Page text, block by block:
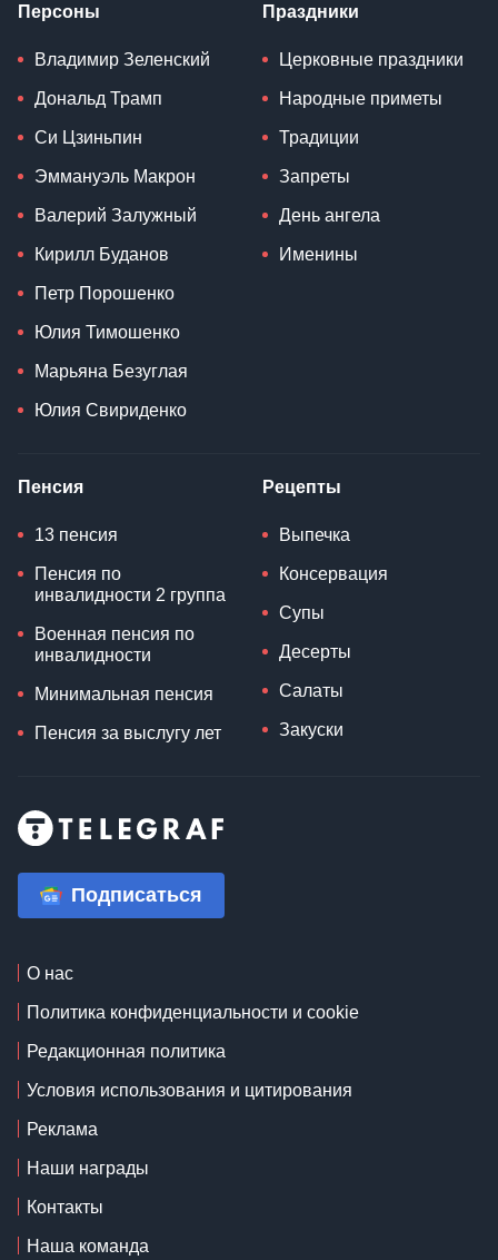
Персоны
Владимир Зеленский
Дональд Трамп
Си Цзиньпин
Эммануэль Макрон
Валерий Залужный
Кирилл Буданов
Петр Порошенко
Юлия Тимошенко
Марьяна Безуглая
Юлия Свириденко
Праздники
Церковные праздники
Народные приметы
Традиции
Запреты
День ангела
Именины
Пенсия
13 пенсия
Пенсия по
инвалидности 2 группа
Военная пенсия по
инвалидности
Минимальная пенсия
Пенсия за выслугу лет
Рецепты
Выпечка
Консервация
Супы
Десерты
Салаты
Закуски
Подписаться
О нас
Политика конфиденциальности и cookie
Редакционная политика
Условия использования и цитирования
Реклама
Наши награды
Контакты
Наша команда